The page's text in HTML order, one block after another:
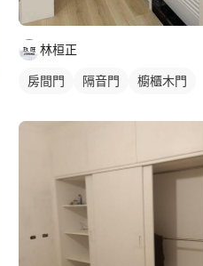
林桓正
房間門 隔音門 櫥櫃木門